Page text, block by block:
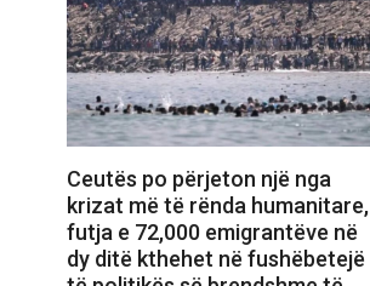
Ceutës po përjeton një nga
krizat më të rënda humanitare,
futja e 72,000 emigrantëve në
dy ditë kthehet në fushëbetejë